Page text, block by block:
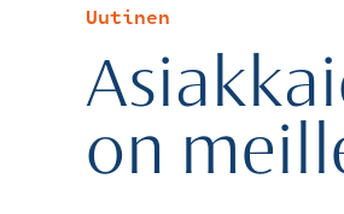
Uutinen
on